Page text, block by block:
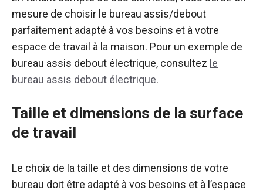
mesure de choisir le bureau assis/debout
parfaitement adapté à vos besoins et à votre
espace de travail à la maison. Pour un exemple de
bureau assis debout électrique, consultez le
bureau assis debout électrique.
Taille et dimensions de la surface
de travail
Le choix de la taille et des dimensions de votre
bureau doit être adapté à vos besoins et à l’espace